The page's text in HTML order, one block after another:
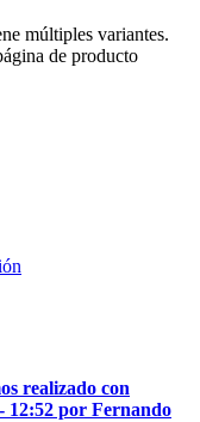
múltiples variantes.
de producto
realizado con
12:52 por Fernando